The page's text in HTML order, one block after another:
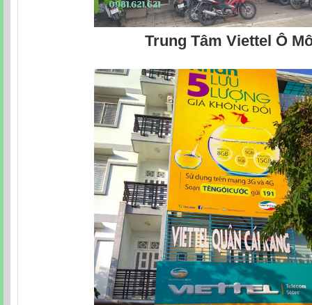
Trung Tâm Viettel Ô